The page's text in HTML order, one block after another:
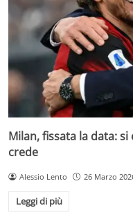
Milan, fissata la data:
crede
Alessio Lento 26 Marzo
Leggi di più